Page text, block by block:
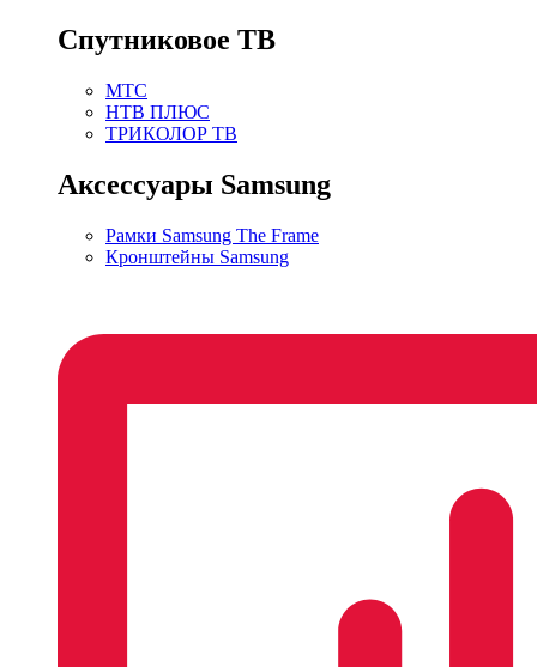
Спутниковое ТВ
МТС
НТВ ПЛЮС
ТРИКОЛОР ТВ
Аксессуары Samsung
Рамки Samsung The Frame
Кронштейны Samsung